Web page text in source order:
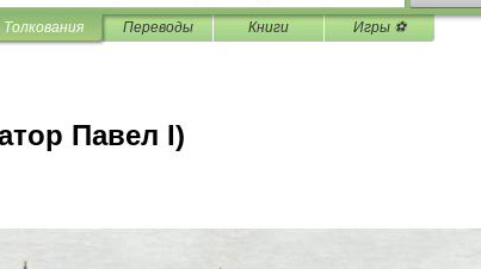
Толкования Переводы Книги Игры ⚽
Павел I)